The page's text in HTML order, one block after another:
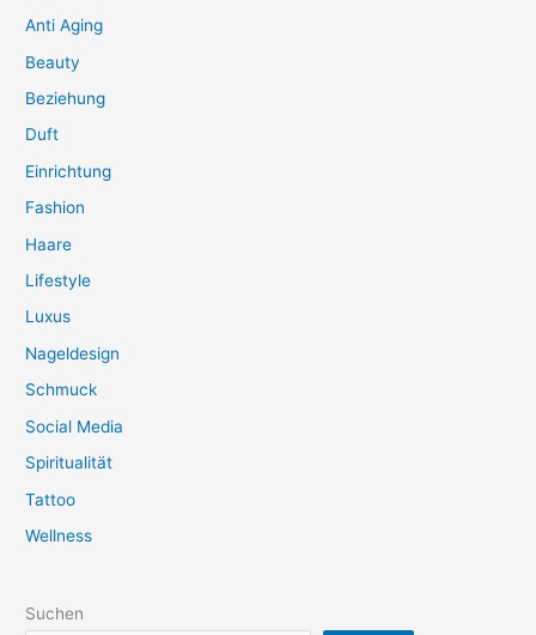
Anti Aging
Beauty
Beziehung
Duft
Einrichtung
Fashion
Haare
Lifestyle
Luxus
Nageldesign
Schmuck
Social Media
Spiritualität
Tattoo
Wellness
Suchen